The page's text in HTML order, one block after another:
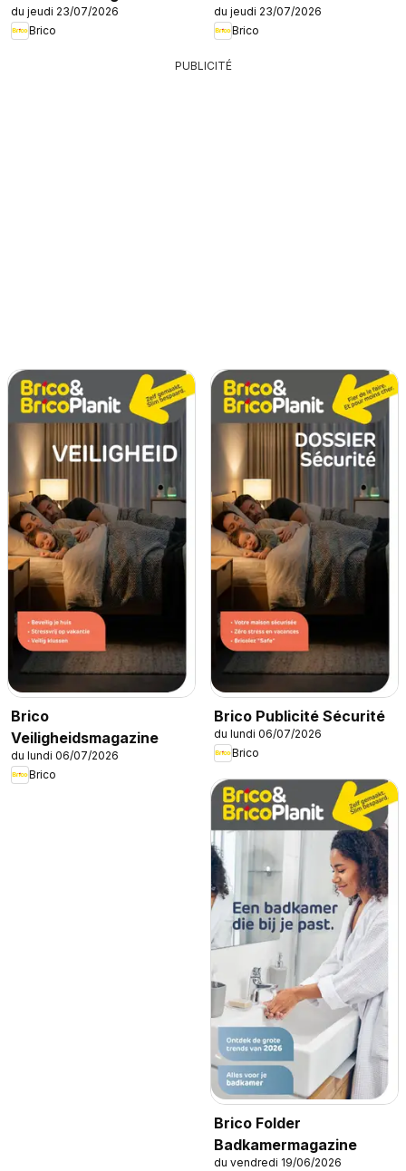
du jeudi 23/07/2026
Brico
du jeudi 23/07/2026
Brico
PUBLICITÉ
Brico
Veiligheidsmagazine
du lundi 06/07/2026
Brico
Brico Publicité Sécurité
du lundi 06/07/2026
Brico
Brico Folder
Badkamermagazine
du vendredi 19/06/2026